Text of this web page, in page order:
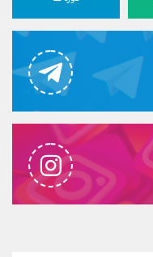
@alirezamehrabi_official